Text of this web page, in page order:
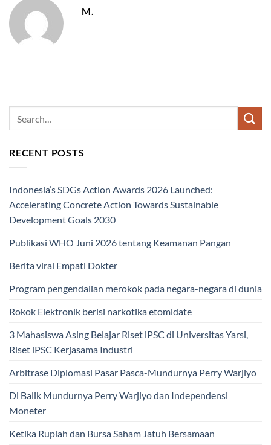
M.
RECENT POSTS
Indonesia’s SDGs Action Awards 2026 Launched:
Accelerating Concrete Action Towards Sustainable
Development Goals 2030
Publikasi WHO Juni 2026 tentang Keamanan Pangan
Berita viral Empati Dokter
Program pengendalian merokok pada negara-negara di dunia
Rokok Elektronik berisi narkotika etomidate
3 Mahasiswa Asing Belajar Riset iPSC di Universitas Yarsi,
Riset iPSC Kerjasama Industri
Arbitrase Diplomasi Pasar Pasca-Mundurnya Perry Warjiyo
Di Balik Mundurnya Perry Warjiyo dan Independensi
Moneter
Ketika Rupiah dan Bursa Saham Jatuh Bersamaan